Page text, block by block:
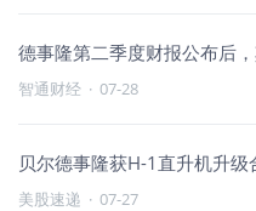
德事隆第二季度财报公布后，
智通财经 · 07-28
贝尔德事隆获H-1直升机升
美股速递 · 07-27